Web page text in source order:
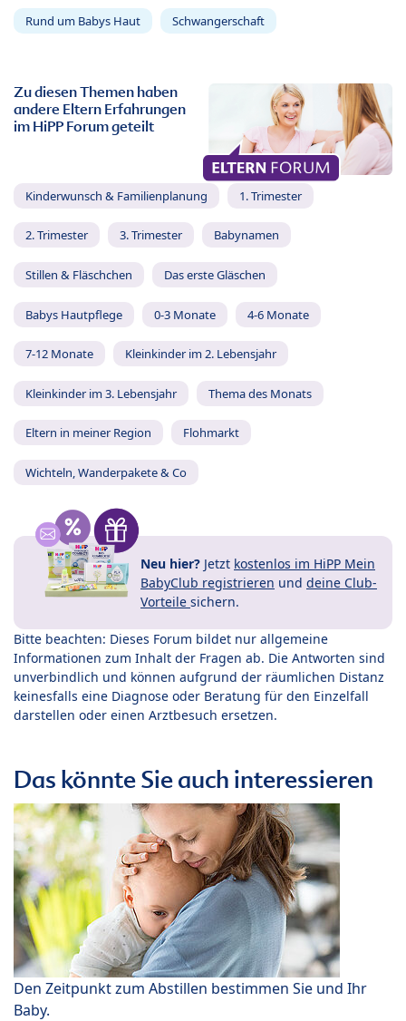
Rund um Babys Haut Schwangerschaft
Zu diesen Themen haben
andere Eltern Erfahrungen
im HiPP Forum geteilt
Kinderwunsch & Familienplanung 1. Trimester
2. Trimester 3. Trimester Babynamen
Stillen & Fläschchen Das erste Gläschen
Babys Hautpflege 0-3 Monate 4-6 Monate
7-12 Monate Kleinkinder im 2. Lebensjahr
Kleinkinder im 3. Lebensjahr Thema des Monats
Eltern in meiner Region Flohmarkt
Wichteln, Wanderpakete & Co
Neu hier? Jetzt kostenlos im HiPP Mein
BabyClub registrieren und deine Club-
Vorteile sichern.
Bitte beachten: Dieses Forum bildet nur allgemeine
Informationen zum Inhalt der Fragen ab. Die Antworten sind
unverbindlich und können aufgrund der räumlichen Distanz
keinesfalls eine Diagnose oder Beratung für den Einzelfall
darstellen oder einen Arztbesuch ersetzen.
Das könnte Sie auch interessieren
Den Zeitpunkt zum Abstillen bestimmen Sie und Ihr
Baby.